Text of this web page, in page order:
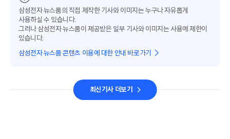
삼성전자 뉴스룸의 직접 제작한 기사와 이미지는 누구나 자유롭게
사용하실 수 있습니다.
그러나 삼성전자 뉴스룸이 제공받은 일부 기사와 이미지는 사용에 제한이
있습니다.
삼성전자 뉴스룸 콘텐츠 이용에 대한 안내 바로가기
최신기사 더보기